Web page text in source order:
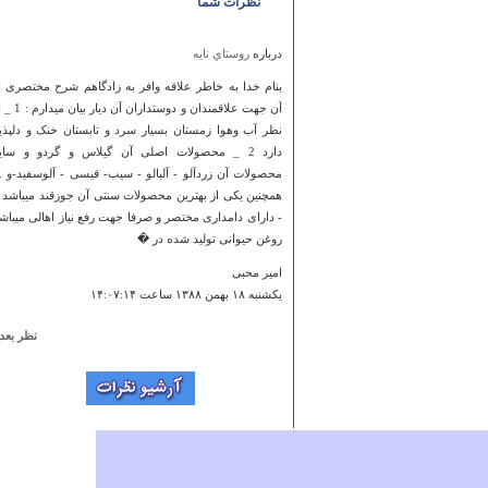
درباره روستاي نايه
بنام خدا به خاطر علاقه وافر به زادگاهم شرح مختصری
آن جهت علاقمندان و
نظر آب وهوا زمستان بسیار سرد و تابستان خنک و
دارد 2 _ محصولات اصلی آن گیلاس و گردو و
محصولات آن زردآلو - آلبالو - سیب- قیسی - آلوسفید-و ...
- دارای دامداری مختصر و صرفا جهت رفع نیاز اهالی
روغن حیوانی تولید شده در �
امیر محبی
يكشنبه ۱۸ بهمن ۱۳۸۸ ساعت ۱۴:۰۷:۱۴
کی میخواد گاز به شهر ما بیاد ؟ واسه برد آب به کرمان خوب
نظر بعد